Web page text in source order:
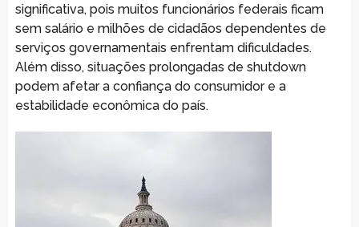
significativa, pois muitos funcionários federais ficam
sem salário e milhões de cidadãos dependentes de
serviços governamentais enfrentam dificuldades.
Além disso, situações prolongadas de shutdown
podem afetar a confiança do consumidor e a
estabilidade econômica do país.